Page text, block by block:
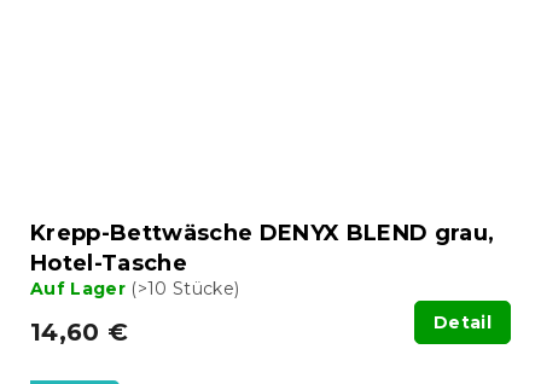
Krepp-Bettwäsche DENYX BLEND grau,
Hotel-Tasche
Auf Lager (>10 Stücke)
14,60 € Detail